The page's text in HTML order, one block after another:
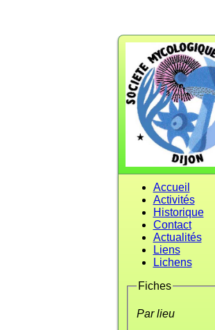
Accueil
Activités
Historique
Contact
Actualités
Liens
Lichens
Fiches
Par lieu